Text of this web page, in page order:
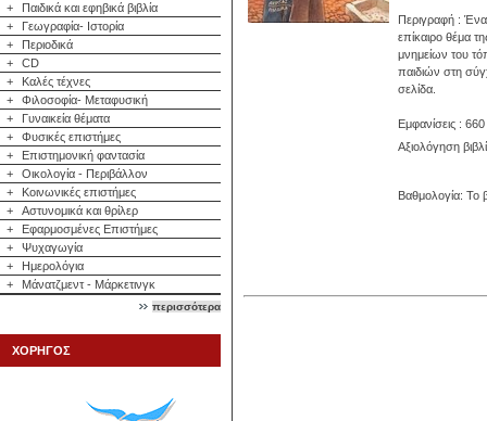
+
Παιδικά και εφηβικά βιβλία
+
Γεωγραφία- Ιστορία
+
Περιοδικά
+
CD
+
Καλές τέχνες
+
Φιλοσοφία- Μεταφυσική
+
Γυναικεία θέματα
+
Φυσικές επιστήμες
+
Επιστημονική φαντασία
+
Οικολογία - Περιβάλλον
+
Κοινωνικές επιστήμες
+
Αστυνομικά και θρίλερ
+
Εφαρμοσμένες Επιστήμες
+
Ψυχαγωγία
+
Ημερολόγια
+
Μάνατζμεντ - Μάρκετινγκ
περισσότερα
ΧΟΡΗΓΟΣ
Περιγραφή : Ένα
επίκαιρο θέμα
μνημείων του
παιδιών στη
σελίδα.
Εμφανίσεις : 660
Αξιολόγηση
Βαθμολογία: Το